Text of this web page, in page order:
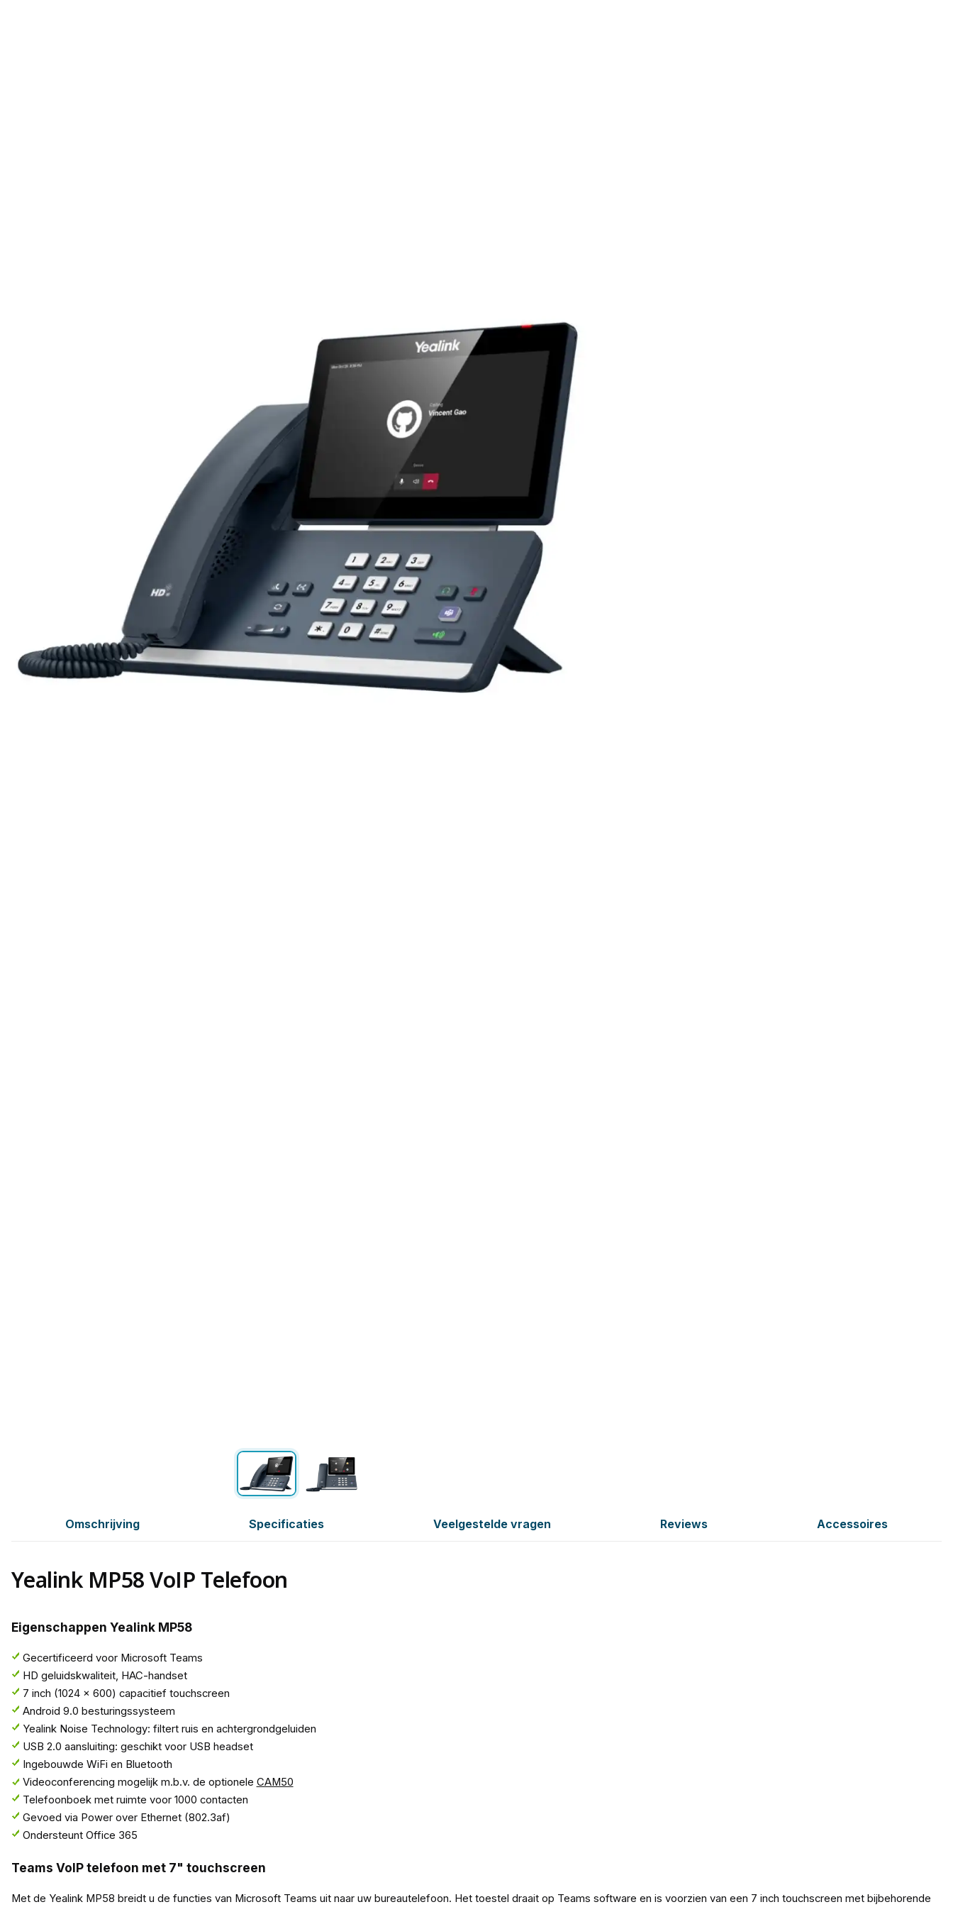
Omschrijving Specificaties Veelgestelde vragen Reviews Accessoires
Yealink MP58 VoIP Telefoon
Eigenschappen Yealink MP58
Gecertificeerd voor Microsoft Teams
HD geluidskwaliteit, HAC-handset
7 inch (1024 x 600) capacitief touchscreen
Android 9.0 besturingssysteem
Yealink Noise Technology: filtert ruis en achtergrondgeluiden
USB 2.0 aansluiting: geschikt voor USB headset
Ingebouwde WiFi en Bluetooth
Videoconferencing mogelijk m.b.v. de optionele CAM50
Telefoonboek met ruimte voor 1000 contacten
Gevoed via Power over Ethernet (802.3af)
Ondersteunt Office 365
Teams VoIP telefoon met 7" touchscreen
Met de Yealink MP58 breidt u de functies van Microsoft Teams uit naar uw bureautelefoon. Het toestel draait op Teams software en is voorzien van een 7 inch touchscreen met bijbehorende